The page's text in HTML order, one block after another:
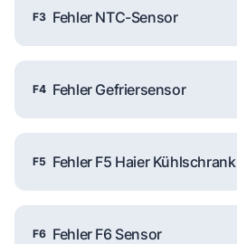
F3 Fehler NTC-Sensor
F4 Fehler Gefriersensor
F5 Fehler F5 Haier Kühlschrank
F6 Fehler F6 Sensor